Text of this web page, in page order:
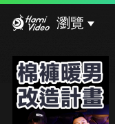
瀏覽